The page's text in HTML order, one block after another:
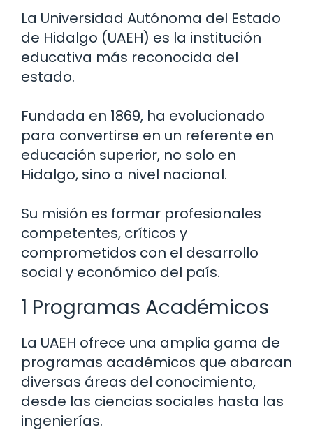
La Universidad Autónoma del Estado
de Hidalgo (UAEH) es la institución
educativa más reconocida del
estado.
Fundada en 1869, ha evolucionado
para convertirse en un referente en
educación superior, no solo en
Hidalgo, sino a nivel nacional.
Su misión es formar profesionales
competentes, críticos y
comprometidos con el desarrollo
social y económico del país.
1 Programas Académicos
La UAEH ofrece una amplia gama de
programas académicos que abarcan
diversas áreas del conocimiento,
desde las ciencias sociales hasta las
ingenierías.